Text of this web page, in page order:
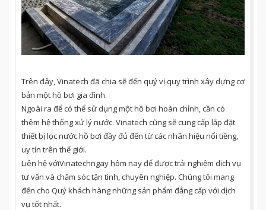
Trên đây, Vinatech đã chia sẽ đến quý vị quy trình xây dựng cơ
bản một hồ bơi gia đình.
Ngoài ra để có thể sử dụng một hồ bơi hoàn chỉnh, cần có
thêm hệ thống xử lý nước. Vinatech cũng sẽ cung cấp lắp đặt
thiết bị lọc nước hồ bơi đầy đủ đến từ các nhãn hiệu nổi tiềng,
uy tín trên thế giới.
Liên hệ vớiVinatechngay hôm nay để được trải nghiệm dịch vụ
tư vấn và chăm sóc tận tình, chuyên nghiệp. Chúng tôi mang
đến cho Quý khách hàng những sản phẩm đẳng cấp với dịch
vụ tốt nhất.